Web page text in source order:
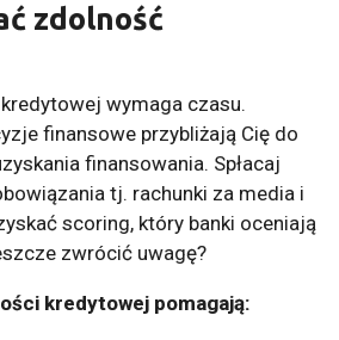
zdolność
wymaga czasu.
finansowe przybliżają Cię do
finansowania. Spłacaj
tj. rachunki za media i
scoring, który banki oceniają
zwrócić uwagę?
kredytowej pomagają: